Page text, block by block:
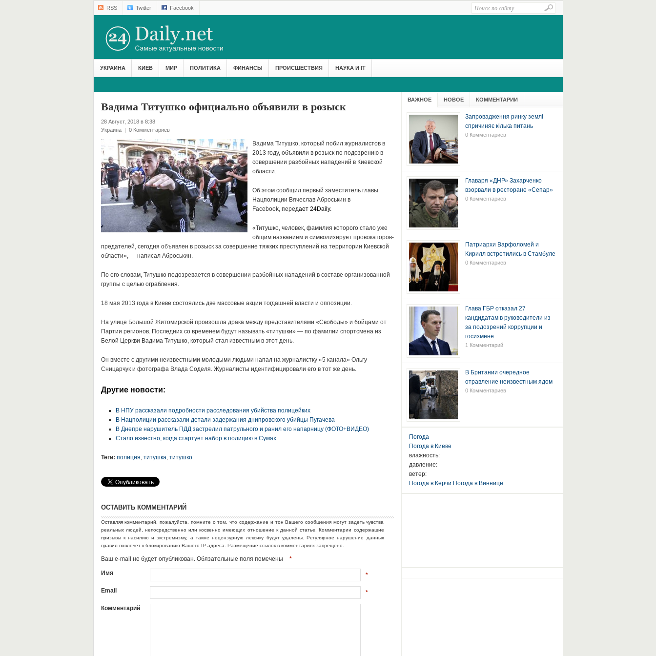
RSS Twitter Facebook
УКРАИНА КИЕВ МИР ПОЛИТИКА ФИНАНСЫ ПРОИСШЕСТВИЯ НАУКА И IT
Вадима Титушко официально объявили в розыск
28 Август, 2018 в 8:38
Украина
| 0 Комментариев
Вадима Титушко, который побил журналистов в
2013 году, объявили в розыск по подозрению в
совершении разбойных нападений в Киевской
области.
Об этом сообщил первый заместитель главы
Нацполиции Вячеслав Аброськин в
Facebook, передает 24Daily.
«Титушко, человек, фамилия которого стало уже
общим названием и символизирует провокаторов-
предателей, сегодня объявлен в розыск за совершение тяжких преступлений на территории Киевской
области», — написал Аброськин.
По его словам, Титушко подозревается в совершении разбойных нападений в составе организованной
группы с целью ограбления.
18 мая 2013 года в Киеве состоялись две массовые акции тогдашней власти и оппозиции.
На улице Большой Житомирской произошла драка между представителями «Свободы» и бойцами от
Партии регионов. Последних со временем будут называть «титушки» — по фамилии спортсмена из
Белой Церкви Вадима Титушко, который стал известным в этот день.
Он вместе с другими неизвестными молодыми людьми напал на журналистку «5 канала» Ольгу
Сницарчук и фотографа Влада Соделя. Журналисты идентифицировали его в тот же день.
Другие новости:
В НПУ рассказали подробности расследования убийства полицейких
В Нацполиции рассказали детали задержания днипровского убийцы Пугачева
В Днепре нарушитель ПДД застрелил патрульного и ранил его напарницу (ФОТО+ВИДЕО)
Стало известно, когда стартует набор в полицию в Сумах
Теги: полиция, титушка, титушко
ОСТАВИТЬ КОММЕНТАРИЙ
Оставляя комментарий, пожалуйста, помните о том, что содержание и тон Вашего сообщения могут задеть чувства
реальных людей, непосредственно или косвенно имеющих отношение к данной статье. Комментарии содержащие
призывы к насилию и экстремизму, а также нецензурную лексику будут удалены. Регулярное нарушение данных
правил повлечет к блокированию Вашего IP адреса. Размещение ссылок в комментариях запрещено.
Ваш e-mail не будет опубликован. Обязательные поля помечены *
Имя *
Email *
Комментарий
ВАЖНОЕ НОВОЕ КОММЕНТАРИИ
Запровадження ринку землі
спричиняє кілька питань
0 Комментариев
Главаря «ДНР» Захарченко
взорвали в ресторане «Сепар»
0 Комментариев
Патриархи Варфоломей и
Кирилл встретились в Стамбуле
0 Комментариев
Глава ГБР отказал 27
кандидатам в руководители из-
за подозрений коррупции и
госизмене
1 Комментарий
В Британии очередное
отравление неизвестным ядом
0 Комментариев
Погода
Погода в Киеве
влажность:
давление:
ветер:
Погода в Керчи Погода в Виннице